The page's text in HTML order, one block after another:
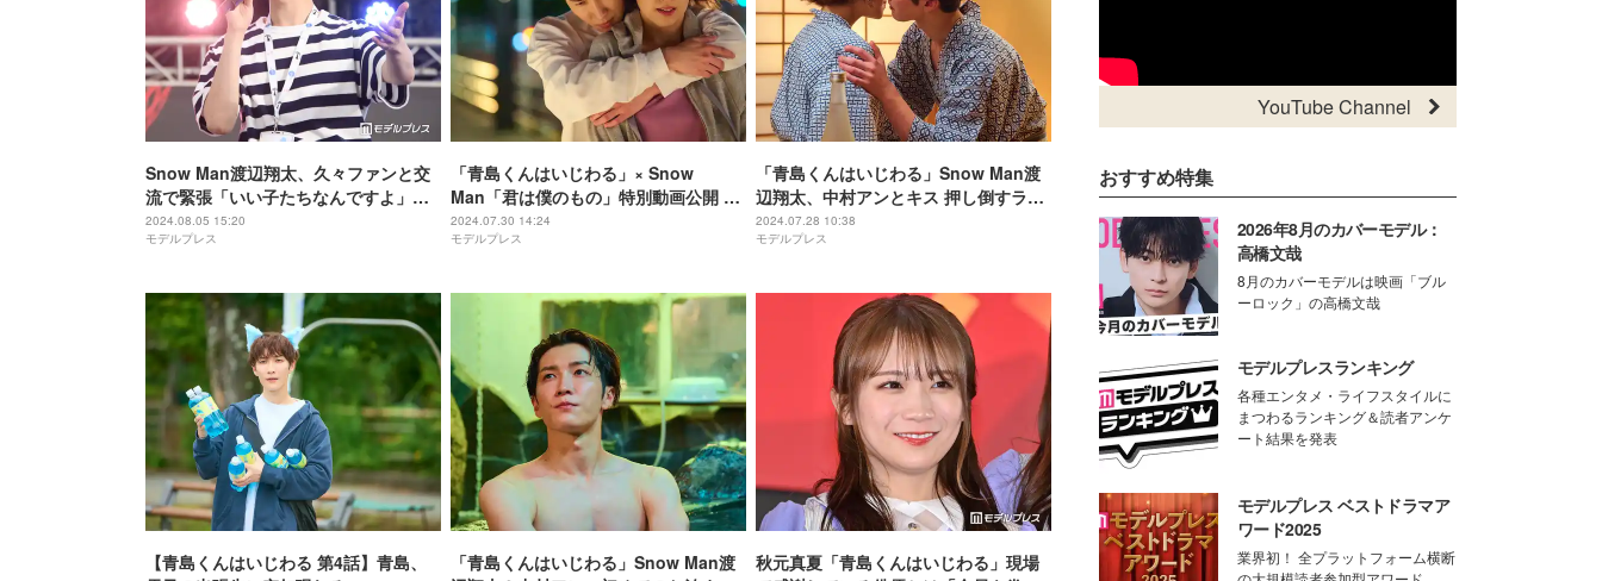
Snow Man渡辺翔太、久々ファンと交
流で緊張「いい子たちなんですよ」一
挙一動に黄色い歓声止まず【青島くん
はいじわる】
2024.08.05 15:20
モデルプレス
「青島くんはいじわる」× Snow
Man「君は僕のもの」特別動画公開 渡
辺翔太＆中村アンのキス・バックハ
グ…“初出し”胸キュンシーン多数
2024.07.30 14:24
モデルプレス
「青島くんはいじわる」Snow Man渡
辺翔太、中村アンとキス 押し倒すラス
ト1分のラブシーンが「色気ダダ漏れ」
「心臓持たない」と話題
2024.07.28 10:38
モデルプレス
【青島くんはいじわる 第4話】青島、
「青島くんはいじわる」Snow Man渡
秋元真夏「青島くんはいじわる」現場
YouTube Channel
おすすめ特集
2026年8月のカバーモデル：
高橋文哉
8月のカバーモデルは映画「ブル
ーロック」の高橋文哉
モデルプレスランキング
各種エンタメ・ライフスタイルに
まつわるランキング＆読者アンケ
ート結果を発表
モデルプレス ベストドラマア
ワード2025
業界初！ 全プラットフォーム横断